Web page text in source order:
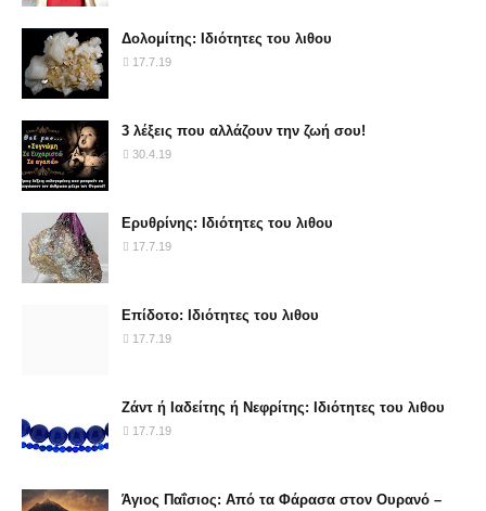
Δολομίτης: Ιδιότητες του λιθου
17.7.19
3 λέξεις που αλλάζουν την ζωή σου!
30.4.19
Ερυθρίνης: Ιδιότητες του λιθου
17.7.19
Επίδοτο: Ιδιότητες του λιθου
17.7.19
Ζάντ ή Ιαδείτης ή Νεφρίτης: Ιδιότητες του λιθου
17.7.19
Άγιος Παΐσιος: Από τα Φάρασα στον Ουρανό –